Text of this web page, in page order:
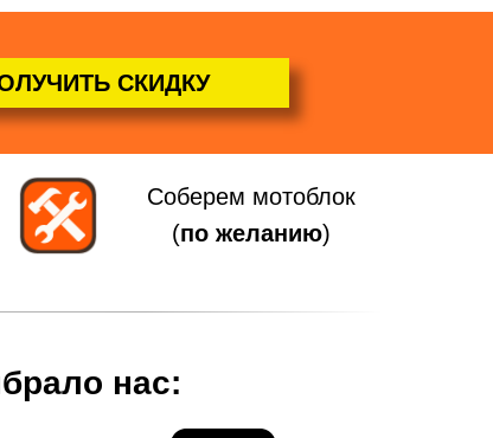
СКИДКУ
Соберем мотоблок
(по желанию)
нас: